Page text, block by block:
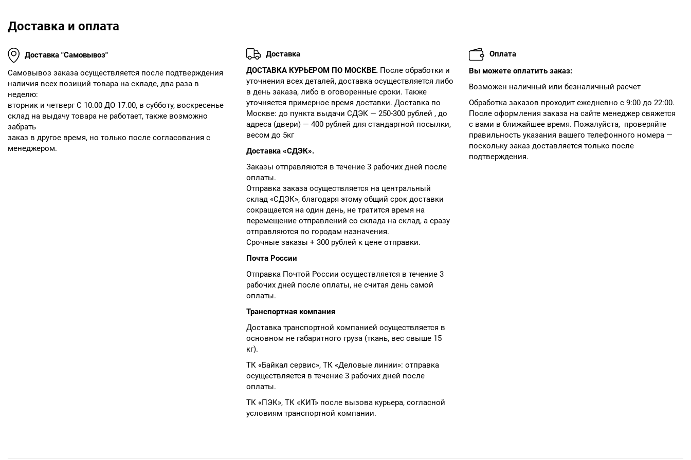
Доставка и оплата
Доставка "Самовывоз"
Cамовывоз заказа осуществляется после подтверждения
наличия всех позиций товара на складе, два раза в
неделю:
вторник и четверг С 10.00 ДО 17.00, в субботу, воскресенье
склад на выдачу товара не работает, также возможно
забрать
заказ в другое время, но только после согласования с
менеджером.
Доставка
ДОСТАВКА КУРЬЕРОМ ПО МОСКВЕ.После обработки и
уточнения всех деталей, доставка осуществляется либо
в день заказа, либо в оговоренные сроки. Также
уточняется примерное время доставки. Доставка по
Москве: до пункта выдачи СДЭК — 250-300 рублей , до
адреса (двери) — 400 рублей для стандартной посылки,
весом до 5кг
Доставка «СДЭК».
Заказы отправляются в течение 3 рабочих дней после
оплаты.
Отправка заказа осуществляется на центральный
склад «СДЭК», благодаря этому общий срок доставки
сокращается на один день, не тратится время на
перемещение отправлений со склада на склад, а сразу
отправляются по городам назначения.
Срочные заказы + 300 рублей к цене отправки.
Почта России
Отправка Почтой России осуществляется в течение 3
рабочих дней после оплаты, не считая день самой
оплаты.
Транспортная компания
Доставка транспортной компанией осуществляется в
основном не габаритного груза (ткань, вес свыше 15
кг).
ТК «Байкал сервис», ТК «Деловые линии»: отправка
осуществляется в течение 3 рабочих дней после
оплаты.
ТК «ПЭК», ТК «КИТ» после вызова курьера, согласной
условиям транспортной компании.
Оплата
Вы можете оплатить заказ:
Возможен наличный или безналичный расчет
Обработка заказов проходит ежедневно с 9:00 до 22:00.
После оформления заказа на сайте менеджер свяжется
с вами в ближайшее время. Пожалуйста, проверяйте
правильность указания вашего телефонного номера —
поскольку заказ доставляется только после
подтверждения.